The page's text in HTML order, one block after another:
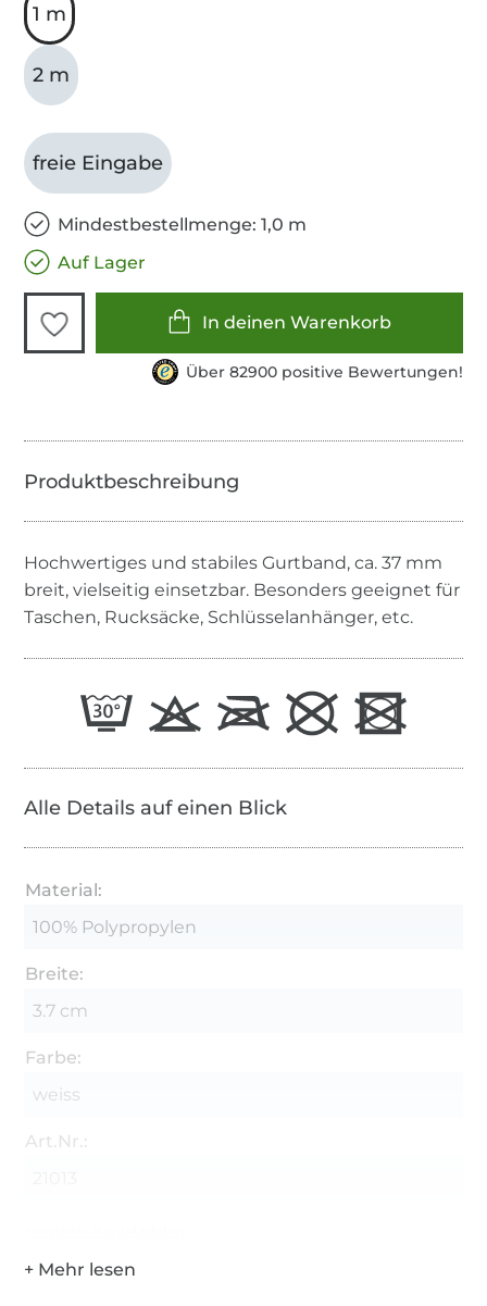
1 m
2 m
freie Eingabe
Mindestbestellmenge: 1,0 m
Auf Lager
In deinen Warenkorb
Über 82900 positive Bewertungen!
Hochwertiges und stabiles Gurtband, ca. 37 mm
breit, vielseitig einsetzbar. Besonders geeignet für
Taschen, Rucksäcke, Schlüsselanhänger, etc.
Alle Details auf einen Blick
Material:
100% Polypropylen
Breite:
3.7 cm
Farbe:
weiss
Art.Nr.: